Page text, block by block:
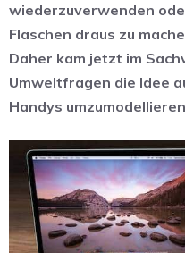
wiederzuverwenden
Flaschen draus zu
Daher kam jetzt im
Umweltfragen die Idee
Handys